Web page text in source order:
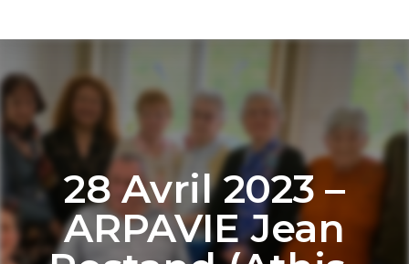
28 Avril 2023 –
ARPAVIE Jean